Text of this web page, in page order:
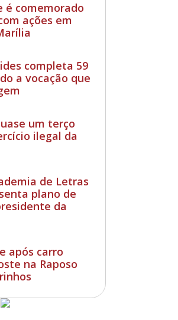
é comemorado
ações em
completa 59
a vocação que
um terço
ilegal da
de Letras
plano de
da
após carro
na Raposo